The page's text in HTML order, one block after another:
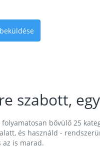
szabott,
bővülő 25
és használd -
az is marad.